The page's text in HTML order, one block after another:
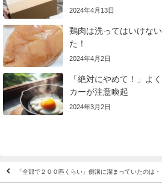
2024年4月13日
鶏肉は洗ってはいけな
た！
2024年4月2日
「絶対にやめて！」よ
カーが注意喚起
2024年3月2日
「全部で２００匹くらい」側溝に溜まっていたのは